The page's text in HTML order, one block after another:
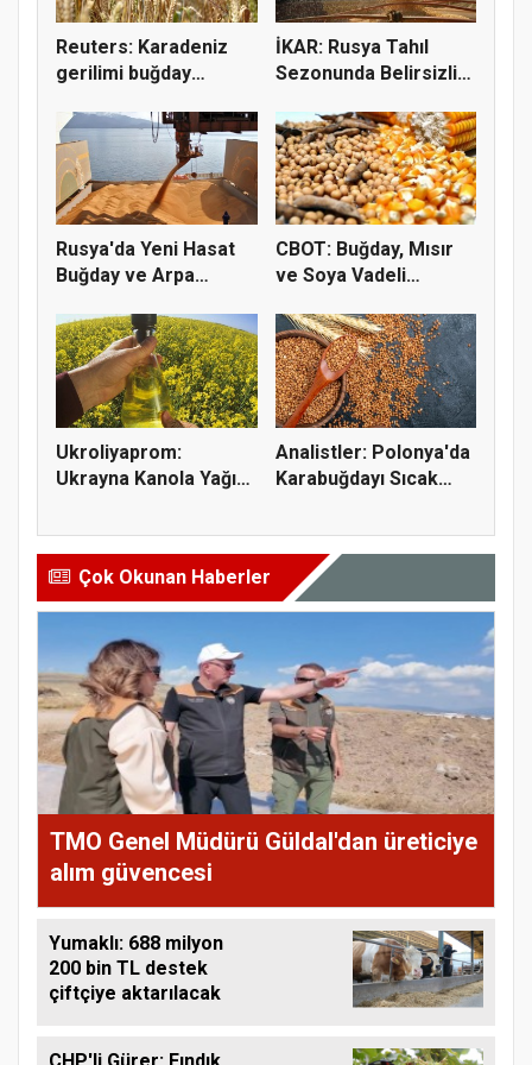
Reuters: Karadeniz
gerilimi buğday
İKAR: Rusya Tahıl
Sezonunda Belirsizlik
Rusya'da Yeni Hasat
Buğday ve Arpa
CBOT: Buğday, Mısır
ve Soya Vadeli
Ukroliyaprom:
Ukrayna Kanola Yağı
Analistler: Polonya'da
Karabuğdayı Sıcak
Çok Okunan Haberler
TMO Genel Müdürü Güldal'dan üreticiye
alım güvencesi
Yumaklı: 688 milyon
200 bin TL destek
çiftçiye aktarılacak
CHP'li Gürer: Fındık